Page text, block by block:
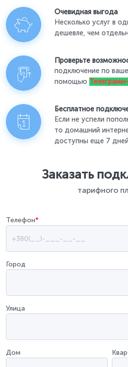
Очевидная выгода
Несколько услуг в
дешевле, чем
Проверьте
подключение по
помощью
Бесплатное
Если не успели
то домашний
доступны еще 7
Заказать
тарифного
Телефон*
Город
Улица
Дом